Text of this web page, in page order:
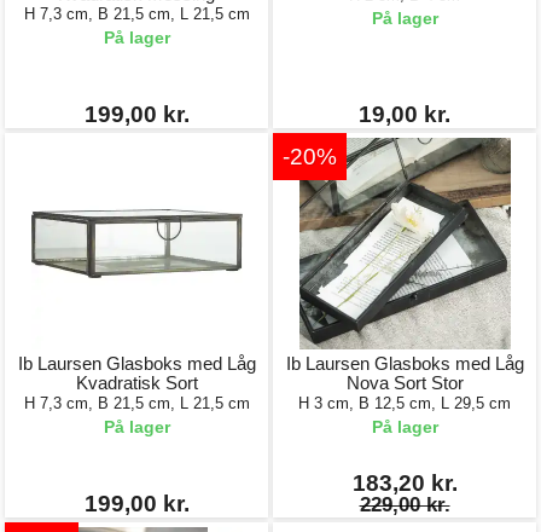
H 7,3 cm, B 21,5 cm, L 21,5 cm
På lager
199,00 kr.
På lager
19,00 kr.
Ib Laursen Glasboks med Låg
Kvadratisk Sort
H 7,3 cm, B 21,5 cm, L 21,5 cm
På lager
199,00 kr.
-20%
Ib Laursen Glasboks med Låg
Nova Sort Stor
H 3 cm, B 12,5 cm, L 29,5 cm
På lager
183,20 kr.
229,00 kr.